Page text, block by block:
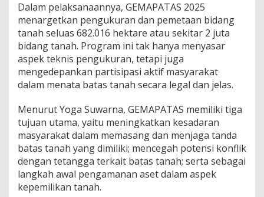
r
i
a
n
T
R
P
T
a
r
g
e
t
k
Dalam pelaksanaannya, GEMAPATAS 2025
menargetkan pengukuran dan pemetaan bidang
tanah seluas 682.016 hektare atau sekitar 2 juta
bidang tanah. Program ini tak hanya menyasar
aspek teknis pengukuran, tetapi juga
mengedepankan partisipasi aktif masyarakat
dalam menata batas tanah secara legal dan jelas.
Menurut Yoga Suwarna, GEMAPATAS memiliki tiga
tujuan utama, yaitu meningkatkan kesadaran
masyarakat dalam memasang dan menjaga tanda
batas tanah yang dimiliki; mencegah potensi konflik
dengan tetangga terkait batas tanah; serta sebagai
langkah awal pengamanan aset dalam aspek
kepemilikan tanah.